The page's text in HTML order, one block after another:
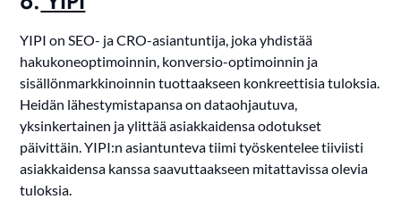
YIPI on SEO- ja CRO-asiantuntija, joka yhdistää
hakukoneoptimoinnin, konversio-optimoinnin ja
sisällönmarkkinoinnin tuottaakseen konkreettisia tuloksia.
Heidän lähestymistapansa on dataohjautuva,
yksinkertainen ja ylittää asiakkaidensa odotukset
päivittäin. YIPI:n asiantunteva tiimi työskentelee tiiviisti
asiakkaidensa kanssa saavuttaakseen mitattavissa olevia
tuloksia.